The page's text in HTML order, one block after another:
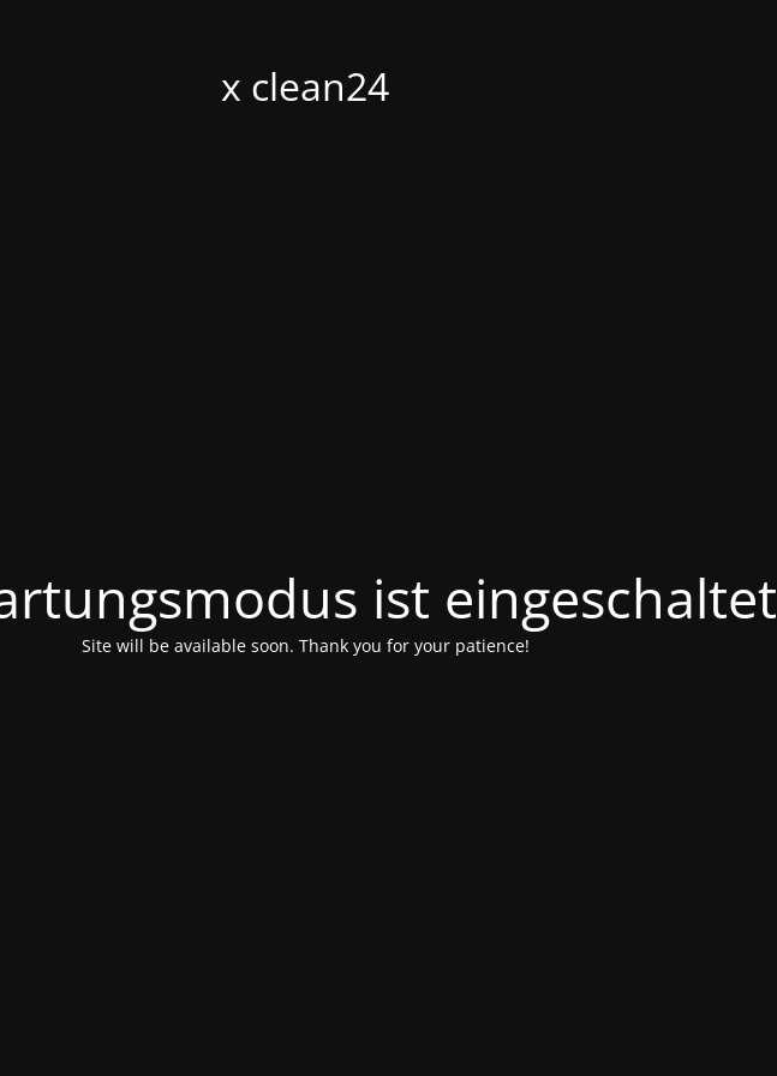
x clean24
ist eingeschaltet
Site will be available soon. Thank you for your patience!